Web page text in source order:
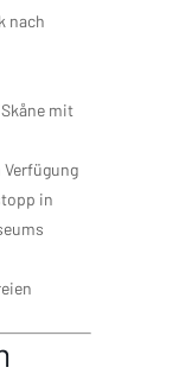
nach
mit
in